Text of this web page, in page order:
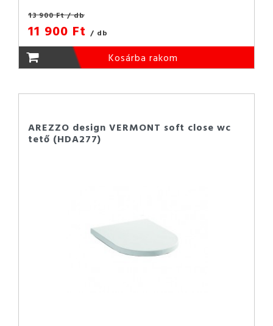
13 900 Ft/ db
11 900 Ft / db
Kosárba rakom
AREZZO design VERMONT soft close wc
tető (HDA277)